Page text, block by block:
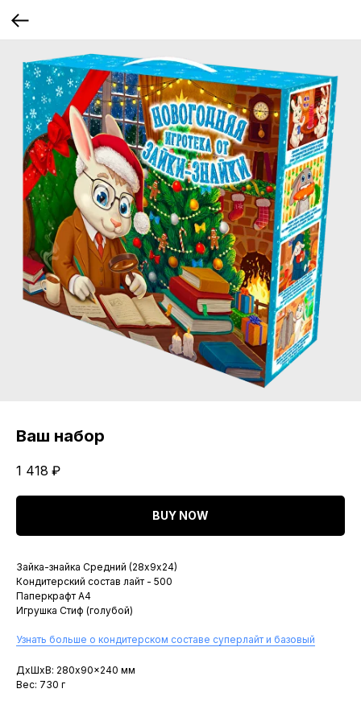
Ваш набор
1 418 ₽
BUY NOW
Зайка-знайка Средний (28х9х24)
Кондитерский состав лайт - 500
Паперкрафт A4
Игрушка Стиф (голубой)
Узнать больше о кондитерском составе суперлайт и базовый
ДxШxВ: 280x90x240 мм
Вес: 730 г